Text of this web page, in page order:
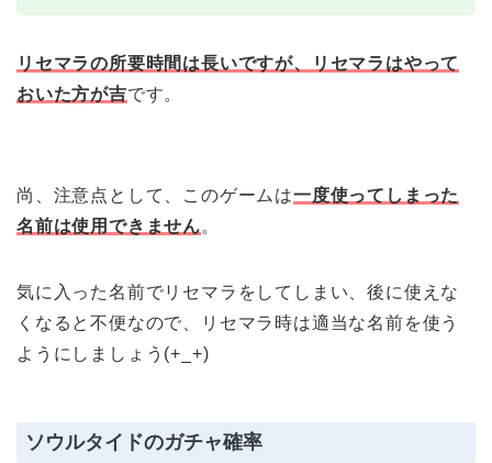
リセマラの所要時間は長いですが、リセマラはやって
おいた方が吉です。
尚、注意点として、このゲームは一度使ってしまった
名前は使用できません。
気に入った名前でリセマラをしてしまい、後に使えな
くなると不便なので、リセマラ時は適当な名前を使う
ようにしましょう(+_+)
ソウルタイドのガチャ確率